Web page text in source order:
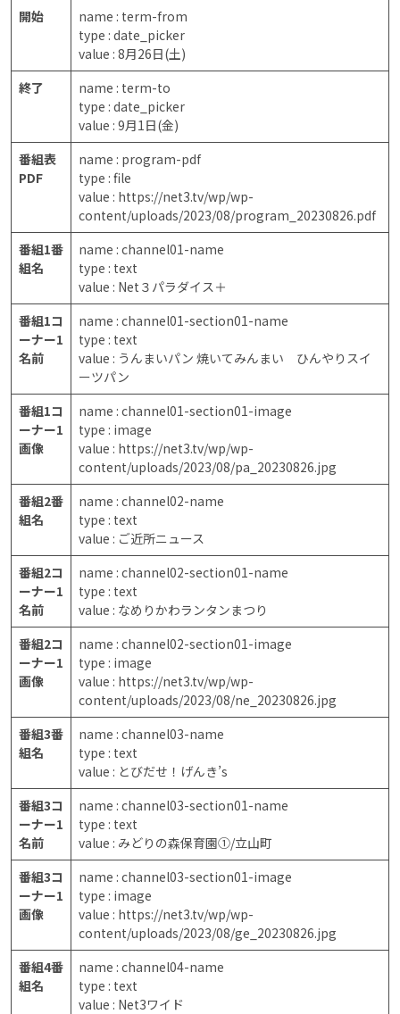
開始
name : term-from
type : date_picker
value : 8月26日(土)
終了
name : term-to
type : date_picker
value : 9月1日(金)
番組表
PDF
name : program-pdf
type : file
value : https://net3.tv/wp/wp-
content/uploads/2023/08/program_20230826.pdf
番組1番
組名
name : channel01-name
type : text
value : Net３パラダイス＋
番組1コ
ーナー1
名前
name : channel01-section01-name
type : text
value : うんまいパン 焼いてみんまい ひんやりスイ
ーツパン
番組1コ
ーナー1
画像
name : channel01-section01-image
type : image
value : https://net3.tv/wp/wp-
content/uploads/2023/08/pa_20230826.jpg
番組2番
組名
name : channel02-name
type : text
value : ご近所ニュース
番組2コ
ーナー1
名前
name : channel02-section01-name
type : text
value : なめりかわランタンまつり
番組2コ
ーナー1
画像
name : channel02-section01-image
type : image
value : https://net3.tv/wp/wp-
content/uploads/2023/08/ne_20230826.jpg
番組3番
組名
name : channel03-name
type : text
value : とびだせ！げんき’s
番組3コ
ーナー1
名前
name : channel03-section01-name
type : text
value : みどりの森保育園①/立山町
番組3コ
ーナー1
画像
name : channel03-section01-image
type : image
value : https://net3.tv/wp/wp-
content/uploads/2023/08/ge_20230826.jpg
番組4番
組名
name : channel04-name
type : text
value : Net3ワイド